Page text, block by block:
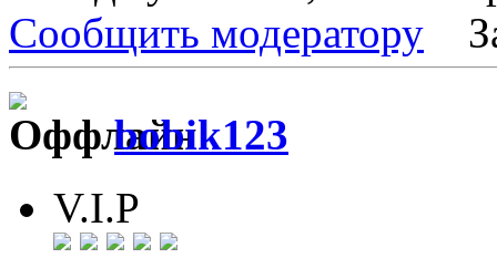
Сообщить модератору
bobik123
V.I.P